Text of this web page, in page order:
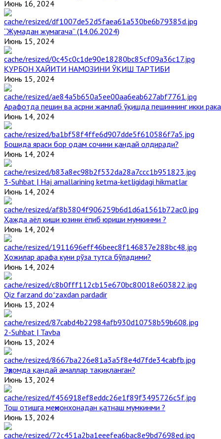
Июнь 16, 2024
“Жумадан жумагача” (14.06.2024)
Июнь 15, 2024
ҚУРБОН ҲАЙИТИ НАМОЗИНИ ЎҚИШ ТАРТИБИ
Июнь 15, 2024
Арафотда пешин ва асрни жамлаб ўқишда пешиннинг икки
Июнь 14, 2024
Бошида яраси бор одам сочини қандай олдиради?
Июнь 14, 2024
3-Suhbat | Haj amallarining ketma-ketligidagi hikmatlar
Июнь 14, 2024
Ҳажда аёл киши юзини ёпиб юриши мумкинми ?
Июнь 14, 2024
Ҳожилар арафа куни рўза тутса бўладими?
Июнь 14, 2024
Qiz farzand doʻzaxdan pardadir
Июнь 13, 2024
2-Suhbat | Tavba
Июнь 13, 2024
Эҳромда қандай амаллар тақиқланган?
Июнь 13, 2024
Тош отишга меҳмонхонадан қатнаш мумкинми ?
Июнь 13, 2024